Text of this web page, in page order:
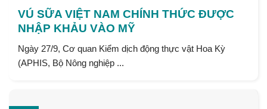
VÚ SỮA VIỆT NAM CHÍNH THỨC ĐƯỢC
NHẬP KHẢU VÀO MỸ
Ngày 27/9, Cơ quan Kiểm dịch động thực vật Hoa Kỳ
(APHIS, Bộ Nông nghiệp ...